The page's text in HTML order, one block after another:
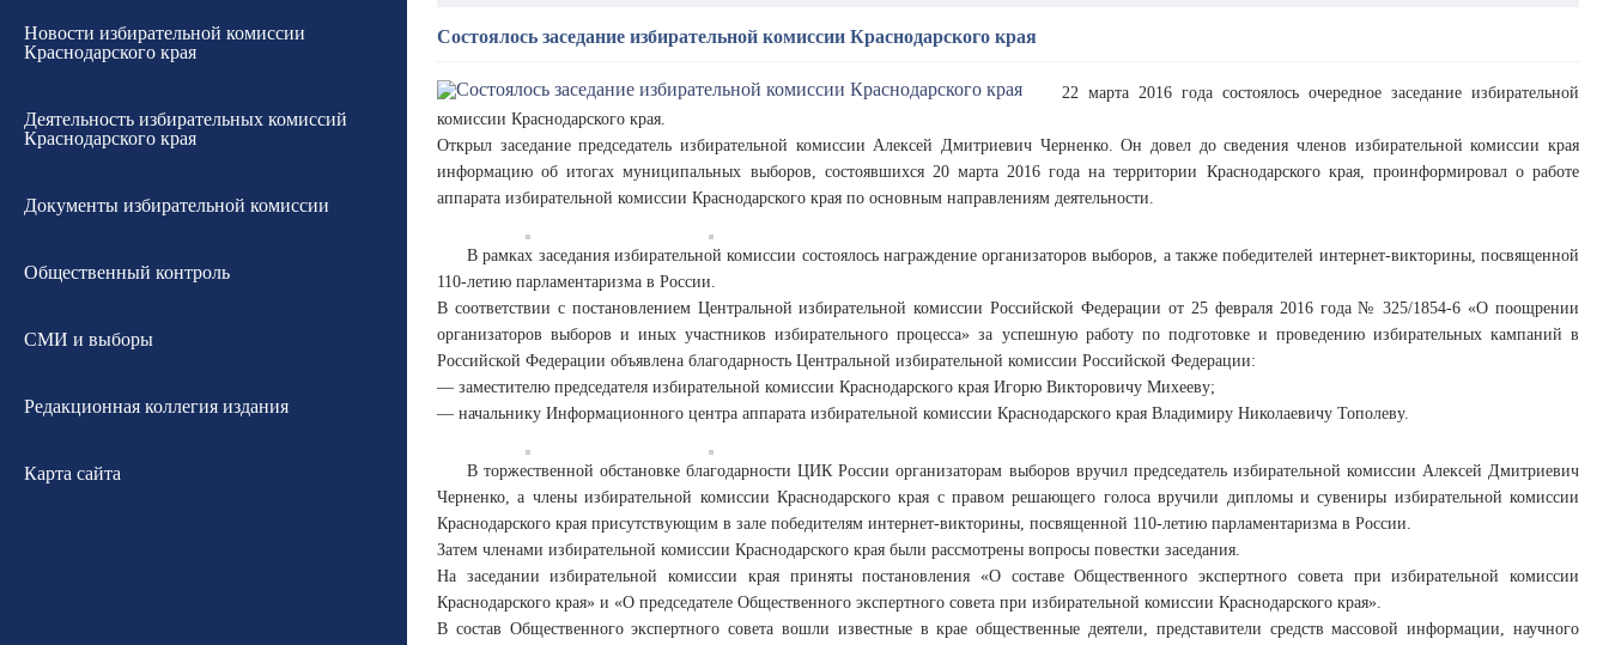
Новости избирательной комиссии
Краснодарского края
Деятельность избирательных комиссий
Краснодарского края
Документы избирательной комиссии
Общественный контроль
СМИ и выборы
Редакционная коллегия издания
Карта сайта
Состоялось заседание избирательной комиссии Краснодарского края
22 марта 2016 года состоялось очередное заседание избирательной
комиссии Краснодарского края.
Открыл заседание председатель избирательной комиссии Алексей Дмитриевич Черненко. Он довел до сведения членов избирательной комиссии края
информацию об итогах муниципальных выборов, состоявшихся 20 марта 2016 года на территории Краснодарского края, проинформировал о работе
аппарата избирательной комиссии Краснодарского края по основным направлениям деятельности.
В рамках заседания избирательной комиссии состоялось награждение организаторов выборов, а также победителей интернет-викторины, посвященной
110-летию парламентаризма в России.
В соответствии с постановлением Центральной избирательной комиссии Российской Федерации от 25 февраля 2016 года № 325/1854-6 «О поощрении
организаторов выборов и иных участников избирательного процесса» за успешную работу по подготовке и проведению избирательных кампаний в
Российской Федерации объявлена благодарность Центральной избирательной комиссии Российской Федерации:
— заместителю председателя избирательной комиссии Краснодарского края Игорю Викторовичу Михееву;
— начальнику Информационного центра аппарата избирательной комиссии Краснодарского края Владимиру Николаевичу Тополеву.
В торжественной обстановке благодарности ЦИК России организаторам выборов вручил председатель избирательной комиссии Алексей Дмитриевич
Черненко, а члены избирательной комиссии Краснодарского края с правом решающего голоса вручили дипломы и сувениры избирательной комиссии
Краснодарского края присутствующим в зале победителям интернет-викторины, посвященной 110-летию парламентаризма в России.
Затем членами избирательной комиссии Краснодарского края были рассмотрены вопросы повестки заседания.
На заседании избирательной комиссии края приняты постановления «О составе Общественного экспертного совета при избирательной комиссии
Краснодарского края» и «О председателе Общественного экспертного совета при избирательной комиссии Краснодарского края».
В состав Общественного экспертного совета вошли известные в крае общественные деятели, представители средств массовой информации, научного